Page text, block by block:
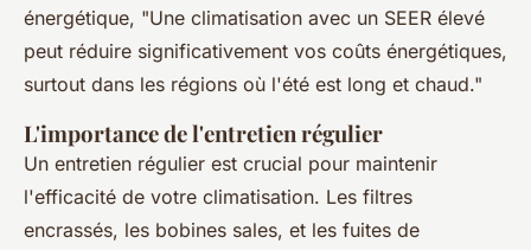
énergétique, "Une climatisation avec un SEER élevé
peut réduire significativement vos coûts énergétiques,
surtout dans les régions où l'été est long et chaud."
L'importance de l'entretien régulier
Un entretien régulier est crucial pour maintenir
l'efficacité de votre climatisation. Les filtres
encrassés, les bobines sales, et les fuites de